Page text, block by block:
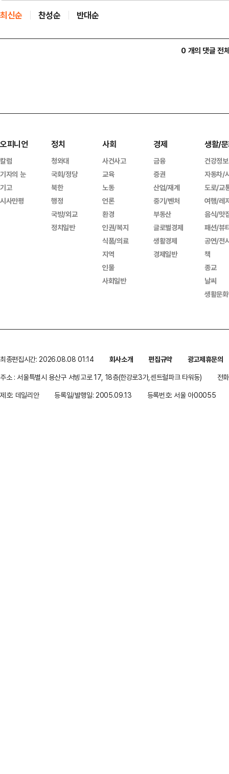
최신순 찬성순 반대순
0 개의 댓글 전
오피니언
칼럼
기자의 눈
기고
시사만평
정치
청와대
국회/정당
북한
행정
국방/외교
정치일반
사회
사건사고
교육
노동
언론
환경
인권/복지
식품/의료
지역
인물
사회일반
경제
금융
증권
산업/재계
중기/벤처
부동산
글로벌경제
생활경제
경제일반
생활/
건강정보
자동차/
도로/교
여행/레
음식/맛
패션/뷰
공연/전
책
종교
날씨
생활문
최종편집시간: 2026.08.08 01:14 회사소개 편집규약
광고제휴문의
주소 : 서울특별시 용산구 서빙고로 17, 18층(한강로3가,센트럴파크 타워동)
전
제호: 데일리안
등록일/발행일: 2005.09.13 등록번호: 서울 아00055